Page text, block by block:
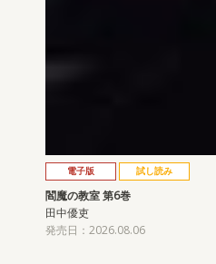
電子版 試し読み
閻魔の教室 第6巻
田中優吏
発売日：2026.08.06